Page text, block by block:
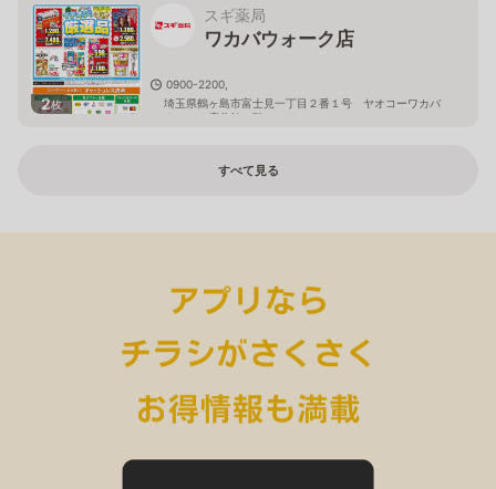
2枚
スギ薬局
ワカバウォーク店
0900-2200,
埼玉県鶴ヶ島市富士見一丁目２番１号 ヤオコーワカバ
ウォーク店北館１階
すべて見る